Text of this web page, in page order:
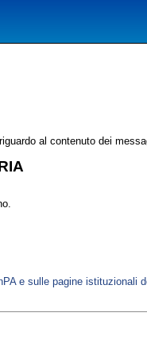
al contenuto dei
e sulle pagine istituzionali